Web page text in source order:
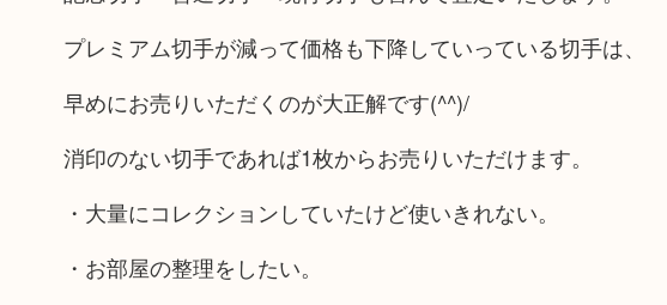
プレミアム切手が減って価格も下降していっている切手は、
早めにお売りいただくのが大正解です(^^)/
消印のない切手であれば1枚からお売りいただけます。
・大量にコレクションしていたけど使いきれない。
・お部屋の整理をしたい。